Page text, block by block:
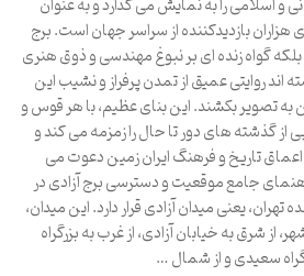
هزاران بازدیدکننده از سراسر جهان است. برج
بلکه گواه زنده ای بر نبوغ مهندسی و ذوق هنری
اند روایتی عمیق از تمدن پرفراز و نشیب این
به تصویر بکشند. این بنای عظیم، با هر قوس و
گذشته های دور تا حال را زمزمه می کند و
اعماق تاریخ و فرهنگ ایران زمین دعوت می
جامع موقعیت و دسترسی برج آزادی در
یعنی میدان آزادی قرار دارد. این میدان،
از شرق به خیابان آزادی، از غرب به بزرگراه
سعیدی و از شمال …